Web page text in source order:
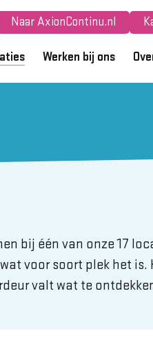
Naar AxionContinu.nl
Werken bij ons
bij één van onze 17
voor soort plek het is.
valt wat te